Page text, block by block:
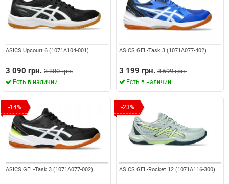
ASICS Upcourt 6 (1071A104-001)
3 090 грн. 3 380 грн.
Есть в наличии
ASICS GEL-Task 3 (1071A077-402)
3 199 грн. 3 699 грн.
Есть в наличии
-14%
ASICS GEL-Task 3 (1071A077-002)
-23%
ASICS GEL-Rocket 12 (1071A116-300)